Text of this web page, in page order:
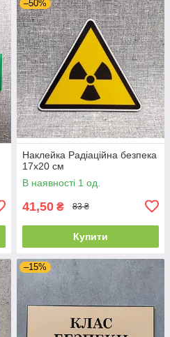
–50%
Наклейка Радіаційна безпека
17х20 см
В наявності 1 од.
41,50 ₴ 83 ₴
Купити
–15%